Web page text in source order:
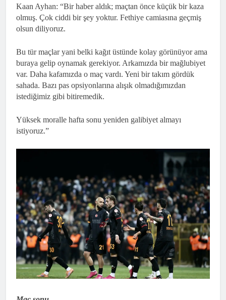
Kaan Ayhan: “Bir haber aldık; maçtan önce küçük bir kaza
olmuş. Çok ciddi bir şey yoktur. Fethiye camiasına geçmiş
olsun diliyoruz.
Bu tür maçlar yani belki kağıt üstünde kolay görünüyor ama
buraya gelip oynamak gerekiyor. Arkamızda bir mağlubiyet
var. Daha kafamızda o maç vardı. Yeni bir takım gördük
sahada. Bazı pas opsiyonlarına alışık olmadığımızdan
istediğimiz gibi bitiremedik.
Yüksek moralle hafta sonu yeniden galibiyet almayı
istiyoruz.”